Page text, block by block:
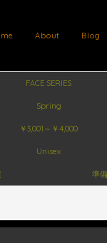
Blog
About
FACE SERIES
Spring
￥3,001～￥4,000
Unisex
準